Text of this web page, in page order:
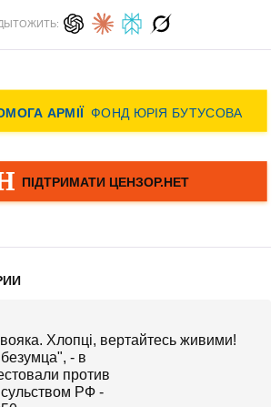
вояка. Хлопці, вертайтесь живими!